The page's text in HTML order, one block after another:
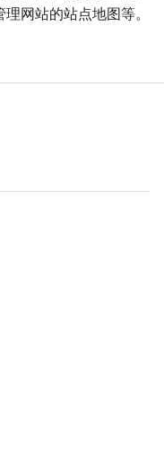
网站的站点地图等。